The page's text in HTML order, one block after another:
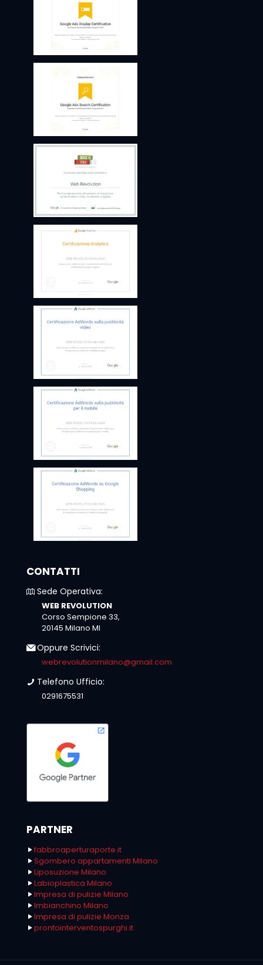
CONTATTI
Sede Operativa:
WEB REVOLUTION
Corso Sempione 33,
20145 Milano MI
Oppure Scrivici:
webrevolutionmilano@gmail.com
Telefono Ufficio:
0291675531
PARTNER
fabbroaperturaporte.it
Sgombero appartamenti Milano
Liposuzione Milano
Labioplastica Milano
Impresa di pulizie Milano
Imbianchino Milano
Impresa di pulizie Monza
prontointerventospurghi.it